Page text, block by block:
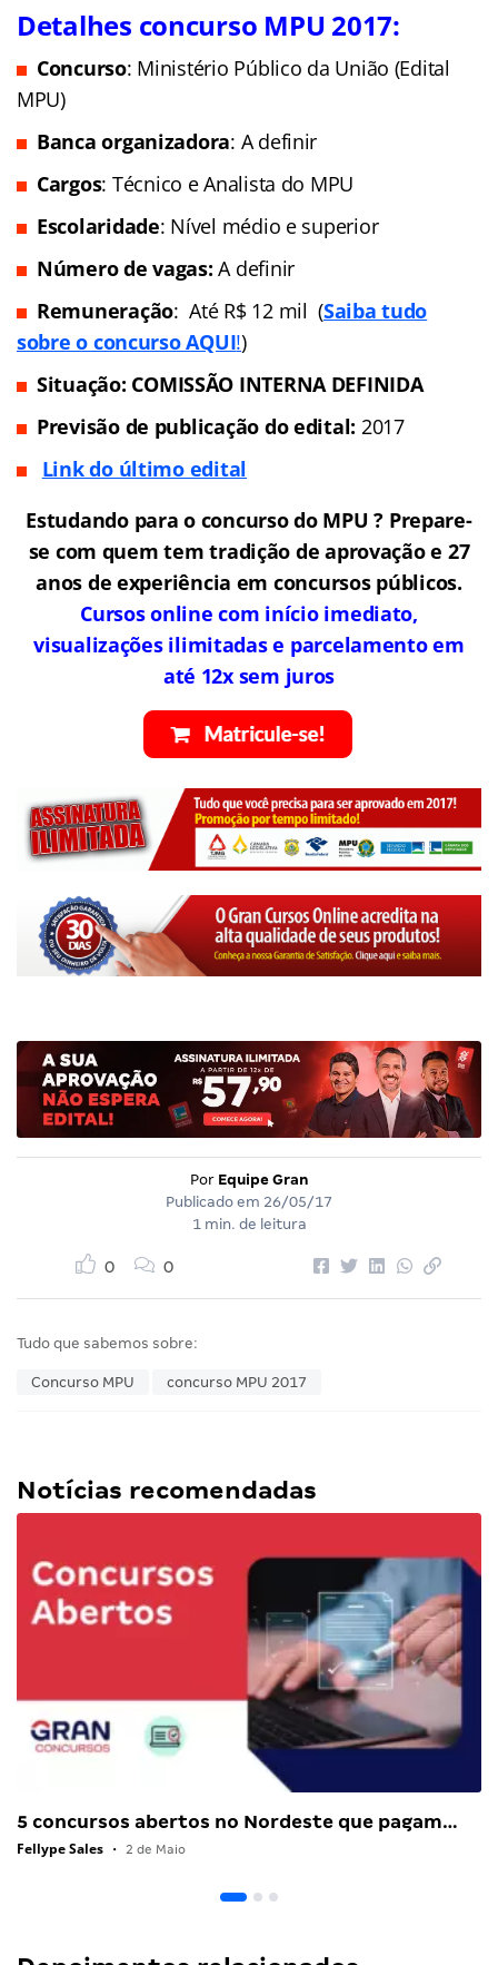
Detalhes concurso MPU 2017:
Concurso: Ministério Público da União (Edital
MPU)
Banca organizadora: A definir
Cargos: Técnico e Analista do MPU
Escolaridade: Nível médio e superior
Número de vagas: A definir
Remuneração: Até R$ 12 mil (Saiba tudo
sobre o concurso AQUI!)
Situação: COMISSÃO INTERNA DEFINIDA
Previsão de publicação do edital: 2017
Link do último edital
Estudando para o concurso do MPU ? Prepare-
se com quem tem tradição de aprovação e 27
anos de experiência em concursos públicos.
Cursos online com início imediato,
visualizações ilimitadas e parcelamento em
até 12x sem juros
Por Equipe Gran
Publicado em 26/05/17
1 min. de leitura
0 0
Tudo que sabemos sobre:
Concurso MPU concurso MPU 2017
Notícias recomendadas
5 concursos abertos no Nordeste que pagam…
Fellype Sales • 2 de Maio